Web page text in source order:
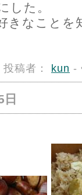
した。
きなことを
投稿者： kun -